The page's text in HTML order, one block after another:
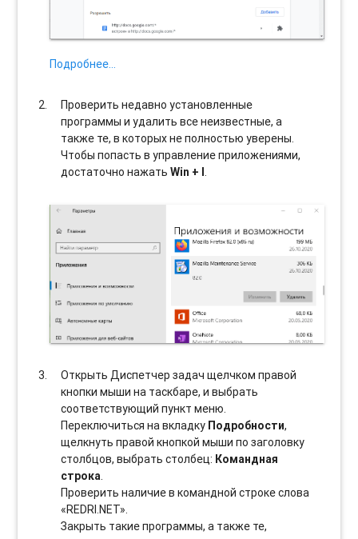
Подробнее…
Проверить недавно установленные
программы и удалить все неизвестные, а
также те, в которых не полностью уверены.
Чтобы попасть в управление приложениями,
достаточно нажатьWin + I.
Открыть Диспетчер задач щелчком правой
кнопки мыши на таскбаре, и выбрать
соотвeтствующий пункт меню.
Переключиться на вкладку Подробности,
щелкнуть правой кнопкой мыши по заголовку
столбцов, выбрать столбец: Командная
строка.
Проверить наличие в командной строке слова
«REDRI.NET».
Закрыть такие программы, а также те,